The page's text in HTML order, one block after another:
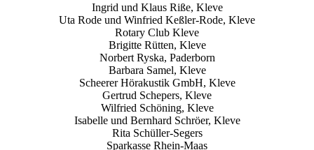
Ingrid und Klaus Riße, Kleve
Uta Rode und Winfried Keßler-Rode, Kleve
Rotary Club Kleve
Brigitte Rütten, Kleve
Norbert Ryska, Paderborn
Barbara Samel, Kleve
Scheerer Hörakustik GmbH, Kleve
Gertrud Schepers, Kleve
Wilfried Schöning, Kleve
Isabelle und Bernhard Schröer, Kleve
Rita Schüller-Segers
Sparkasse Rhein-Maas